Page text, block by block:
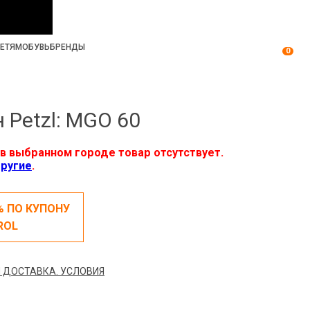
ОБУВЬ БРЕНДЫ 0
Petzl: MGO 60
выбранном городе товар отсутствует.
.
ПО КУПОНУ
ДОСТАВКА. УСЛОВИЯ